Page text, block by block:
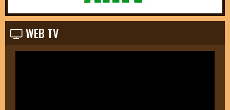
WEB TV